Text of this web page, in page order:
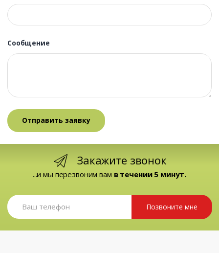
Сообщение
Закажите звонок
...и мы перезвоним вам в течении 5 минут.
Позвоните мне